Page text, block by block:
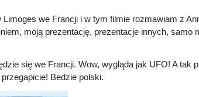
we Francji i w tym filmie rozmawiam z
moją prezentację, prezentacje innych, samo
się we Francji. Wow, wygląda jak UFO! A tak
Bedzie polski.